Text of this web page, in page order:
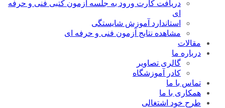
دریافت کارت ورود به جلسه آزمون کتبی فنی و حرفه
ای
استاندارد آموزش شایستگی
مشاهده نتایج آزمون فنی و حرفه ای
مقالات
درباره ما
گالری تصاویر
کادر آموزشگاه
تماس با ما
همکاری با ما
طرح خود اشتغالی